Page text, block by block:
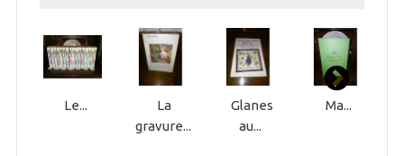
Le...
La
gravure...
Glanes
au...
Ma...